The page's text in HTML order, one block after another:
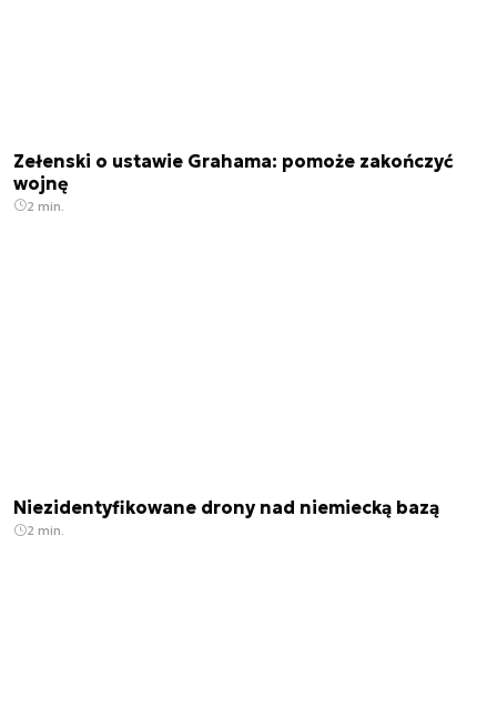
Zełenski o ustawie Grahama: pomoże zakończyć
wojnę
2 min.
Niezidentyfikowane drony nad niemiecką bazą
2 min.